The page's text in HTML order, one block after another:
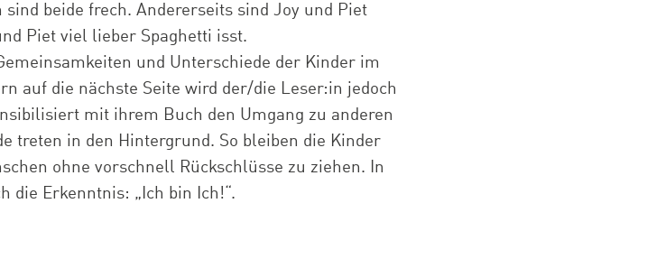
beide frech. Andererseits sind Joy und Piet
Piet viel lieber Spaghetti isst.
und Unterschiede der Kinder im
auf die nächste Seite wird der/die Leser:in jedoch
mit ihrem Buch den Umgang zu anderen
treten in den Hintergrund. So bleiben die Kinder
ohne vorschnell Rückschlüsse zu ziehen. In
die Erkenntnis: „Ich bin Ich!“.